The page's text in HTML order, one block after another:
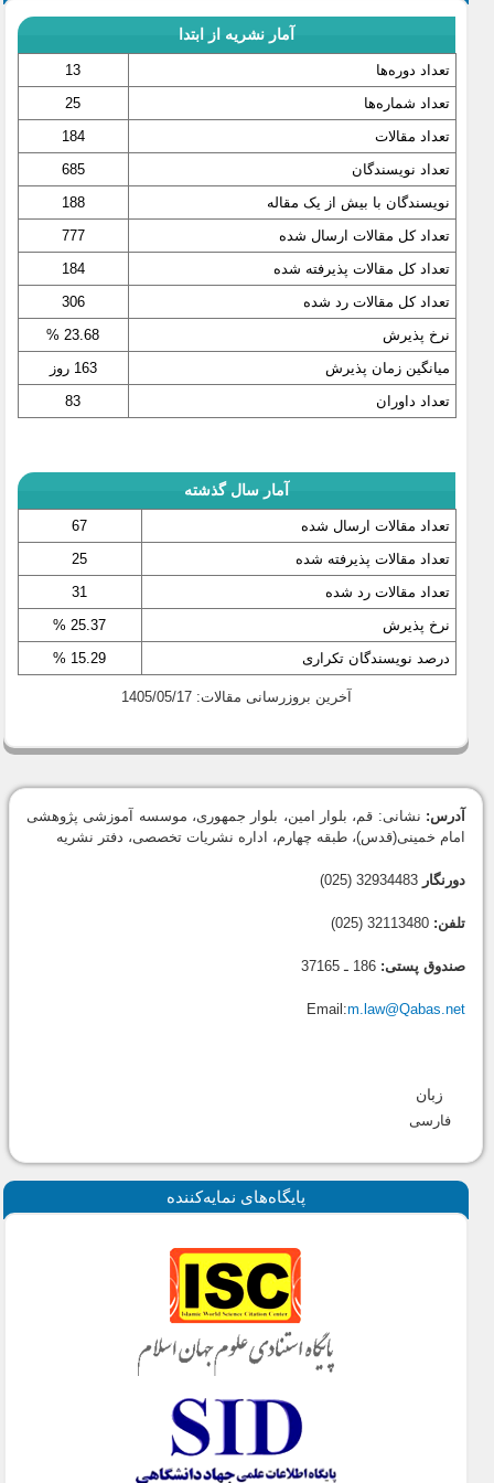
آمار نشریه از ابتدا
تعداد دوره‌ها
13
تعداد شماره‌ها
25
تعداد مقالات
184
تعداد نویسندگان
685
نویسندگان با بیش از یک مقاله
188
تعداد کل مقالات ارسال شده
777
تعداد کل مقالات پذیرفته شده
184
تعداد کل مقالات رد شده
306
نرخ پذیرش
23.68 %
میانگین زمان پذیرش
163 روز
تعداد داوران
83
آمار سال گذشته
تعداد مقالات ارسال شده
67
تعداد مقالات پذیرفته شده
25
تعداد مقالات رد شده
31
نرخ پذیرش
25.37 %
درصد نویسندگان تکراری
15.29 %
آخرین بروزرسانی مقالات: 1405/05/17
آدرس: نشانی: قم، بلوار امین، بلوار جمهوری، موسسه آموزشی پژوهشی
امام خمینی(قدس)، طبقه چهارم، اداره نشریات تخصصی، دفتر نشریه
دورنگار 32934483 (025)
تلفن: 32113480 (025)
صندوق پستی:
Email:m.law@Qabas.net
زبان
فارسی
پايگاه‌های نمايه‌كننده